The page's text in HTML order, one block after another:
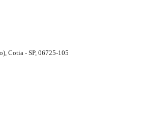
Cotia - SP, 06725-105